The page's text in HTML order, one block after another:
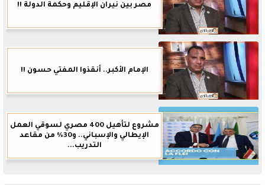
مصر بين نيران الإقليم وحكمة الدولة !!
الإمام الأكبر.. أنقذوا المفتي حسون !!
مشروع لتأهيل 400 مصري لسوقي العمل
الإيطالي والإسباني.. و30% من مقاعد
التدريب...